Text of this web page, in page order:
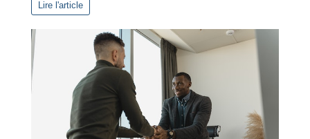
Lire l'article